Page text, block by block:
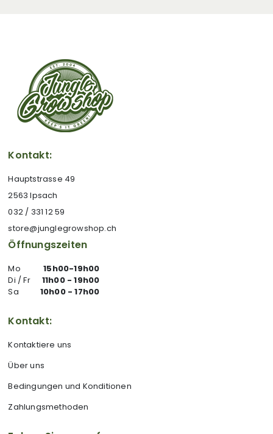
Kontakt:
Hauptstrasse 49
2563 Ipsach
032 / 331 12 59
store@junglegrowshop.ch
Öffnungszeiten
Mo
15h00-19h00
Di / Fr
11h00 - 19h00
Sa
10h00 - 17h00
Kontakt:
Kontaktiere uns
Über uns
Bedingungen und Konditionen
Zahlungsmethoden